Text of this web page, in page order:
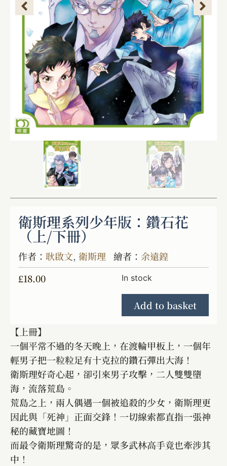
衛斯理系列少年版：鑽石花
（上/下冊）
作者： 耿啟文, 衛斯理 繪者： 余遠鍠
£18.00 In stock
Add to basket
【上冊】
一個平常不過的冬天晚上，在渡輪甲板上，一個年
輕男子把一粒粒足有十克拉的鑽石彈出大海！
衛斯理好奇心起，卻引來男子攻擊，二人雙雙墮
海，流落荒島。
荒島之上，兩人偶遇一個被追殺的少女，衛斯理更
因此與「死神」正面交鋒！一切線索都直指一張神
秘的藏寶地圖！
而最令衛斯理驚奇的是，眾多武林高手竟也牽涉其
中！